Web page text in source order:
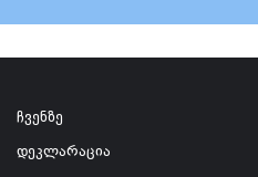
ჩვენზე
დეკლარაცია